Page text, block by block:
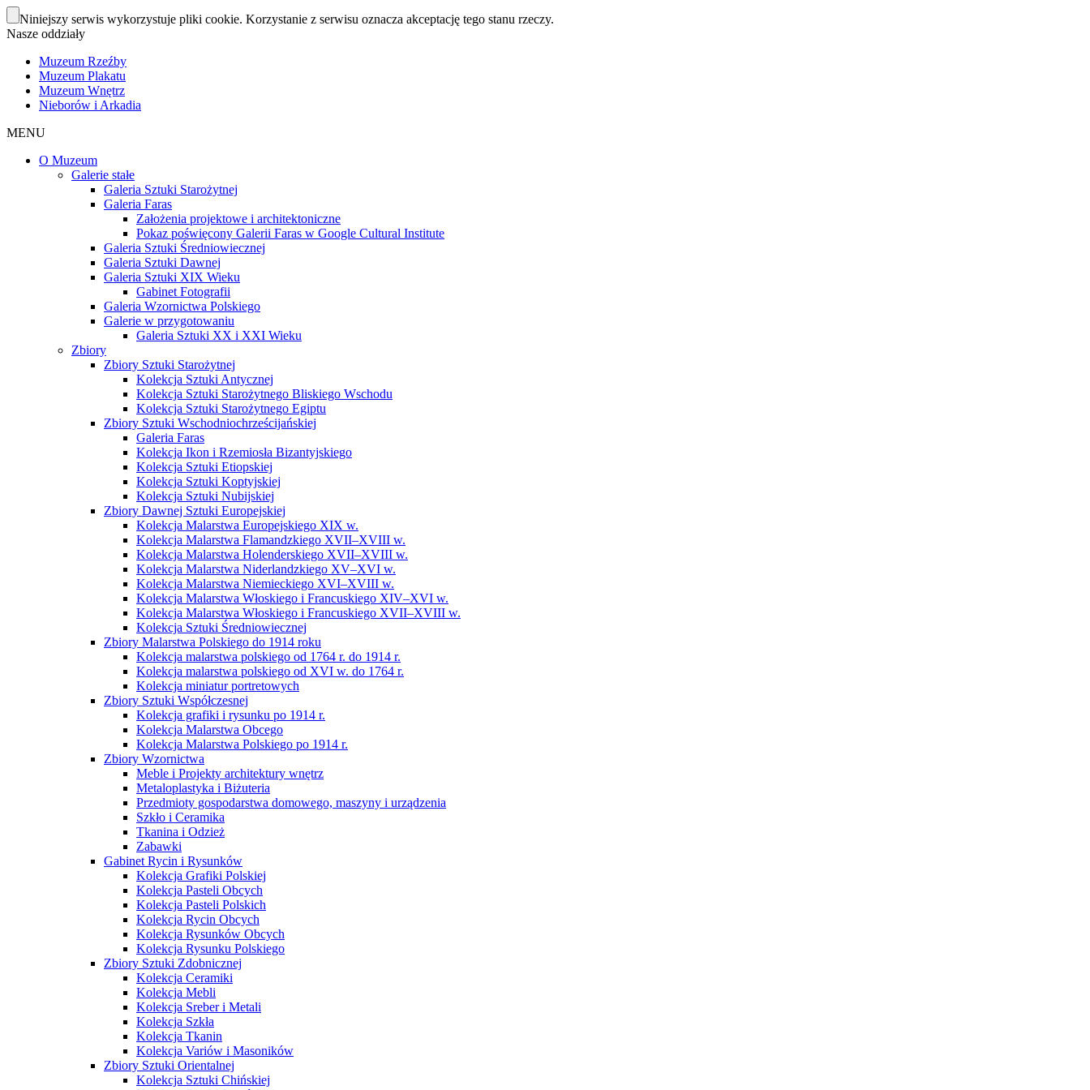
Niniejszy serwis wykorzystuje pliki cookie. Korzystanie z serwisu oznacza akceptację tego stanu rzeczy.
Nasze oddziały
Muzeum Rzeźby
Muzeum Plakatu
Muzeum Wnętrz
Nieborów i Arkadia
MENU
O Muzeum
Galerie stałe
Galeria Sztuki Starożytnej
Galeria Faras
Założenia projektowe i architektoniczne
Pokaz poświęcony Galerii Faras w Google Cultural Institute
Galeria Sztuki Średniowiecznej
Galeria Sztuki Dawnej
Galeria Sztuki XIX Wieku
Gabinet Fotografii
Galeria Wzornictwa Polskiego
Galerie w przygotowaniu
Galeria Sztuki XX i XXI Wieku
Zbiory
Zbiory Sztuki Starożytnej
Kolekcja Sztuki Antycznej
Kolekcja Sztuki Starożytnego Bliskiego Wschodu
Kolekcja Sztuki Starożytnego Egiptu
Zbiory Sztuki Wschodniochrześcijańskiej
Galeria Faras
Kolekcja Ikon i Rzemiosła Bizantyjskiego
Kolekcja Sztuki Etiopskiej
Kolekcja Sztuki Koptyjskiej
Kolekcja Sztuki Nubijskiej
Zbiory Dawnej Sztuki Europejskiej
Kolekcja Malarstwa Europejskiego XIX w.
Kolekcja Malarstwa Flamandzkiego XVII–XVIII w.
Kolekcja Malarstwa Holenderskiego XVII–XVIII w.
Kolekcja Malarstwa Niderlandzkiego XV–XVI w.
Kolekcja Malarstwa Niemieckiego XVI–XVIII w.
Kolekcja Malarstwa Włoskiego i Francuskiego XIV–XVI w.
Kolekcja Malarstwa Włoskiego i Francuskiego XVII–XVIII w.
Kolekcja Sztuki Średniowiecznej
Zbiory Malarstwa Polskiego do 1914 roku
Kolekcja malarstwa polskiego od 1764 r. do 1914 r.
Kolekcja malarstwa polskiego od XVI w. do 1764 r.
Kolekcja miniatur portretowych
Zbiory Sztuki Współczesnej
Kolekcja grafiki i rysunku po 1914 r.
Kolekcja Malarstwa Obcego
Kolekcja Malarstwa Polskiego po 1914 r.
Zbiory Wzornictwa
Meble i Projekty architektury wnętrz
Metaloplastyka i Biżuteria
Przedmioty gospodarstwa domowego, maszyny i urządzenia
Szkło i Ceramika
Tkanina i Odzież
Zabawki
Gabinet Rycin i Rysunków
Kolekcja Grafiki Polskiej
Kolekcja Pasteli Obcych
Kolekcja Pasteli Polskich
Kolekcja Rycin Obcych
Kolekcja Rysunków Obcych
Kolekcja Rysunku Polskiego
Zbiory Sztuki Zdobnicznej
Kolekcja Ceramiki
Kolekcja Mebli
Kolekcja Sreber i Metali
Kolekcja Szkła
Kolekcja Tkanin
Kolekcja Variów i Masoników
Zbiory Sztuki Orientalnej
Kolekcja Sztuki Chińskiej